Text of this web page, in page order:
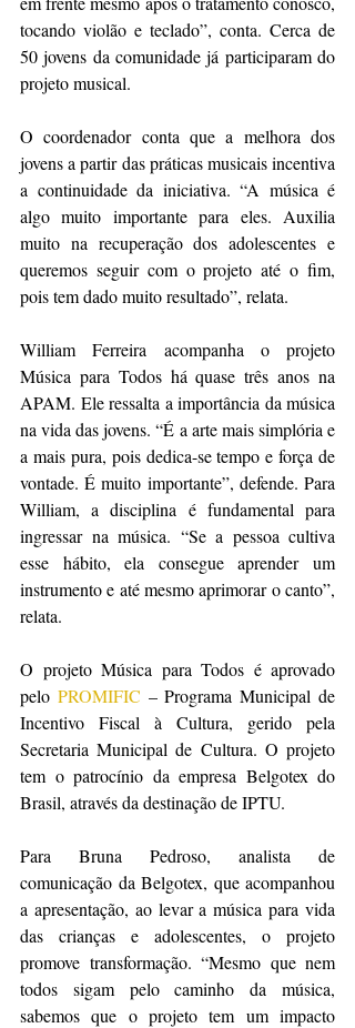
tocando violão e teclado”, conta. Cerca de
50 jovens da comunidade já participaram do
projeto musical.
O coordenador conta que a melhora dos
jovens a partir das práticas musicais incentiva
a continuidade da iniciativa. “A música é
algo muito importante para eles. Auxilia
muito na recuperação dos adolescentes e
queremos seguir com o projeto até o fim,
pois tem dado muito resultado”, relata.
William Ferreira acompanha o projeto
Música para Todos há quase três anos na
APAM. Ele ressalta a importância da música
na vida das jovens. “É a arte mais simplória e
a mais pura, pois dedica-se tempo e força de
vontade. É muito importante”, defende. Para
William, a disciplina é fundamental para
ingressar na música. “Se a pessoa cultiva
esse hábito, ela consegue aprender um
instrumento e até mesmo aprimorar o canto”,
relata.
O projeto Música para Todos é aprovado
pelo PROMIFIC – Programa Municipal de
Incentivo Fiscal à Cultura, gerido pela
Secretaria Municipal de Cultura. O projeto
tem o patrocínio da empresa Belgotex do
Brasil, através da destinação de IPTU.
Para Bruna Pedroso, analista de
comunicação da Belgotex, que acompanhou
a apresentação, ao levar a música para vida
das crianças e adolescentes, o projeto
promove transformação. “Mesmo que nem
todos sigam pelo caminho da música,
sabemos que o projeto tem um impacto